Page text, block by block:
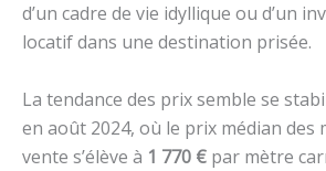
d’un cadre de vie idyllique ou d’un
locatif dans une destination prisée.
La tendance des prix semble se
en août 2024, où le prix médian des
vente s’élève à 1 770 € par mètre